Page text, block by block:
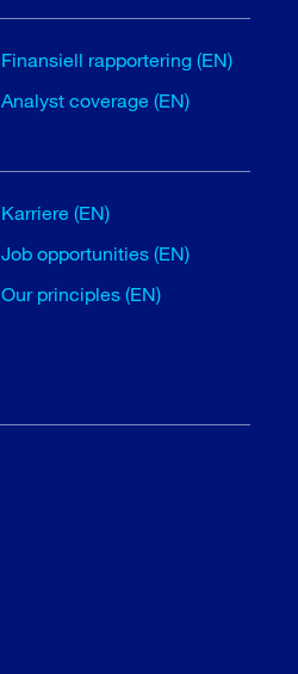
Finansiell rapportering (EN)
Analyst coverage (EN)
Karriere (EN)
Job opportunities (EN)
Our principles (EN)